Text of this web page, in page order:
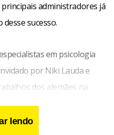
administradores já
sucesso.
em psicologia
por Niki Lauda e
dos alemães na
lendo